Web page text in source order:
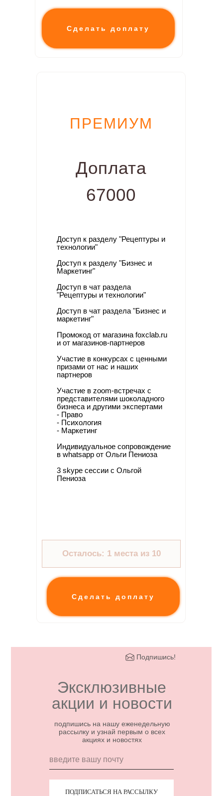
ПРЕМИУМ
Доплата
67000
Доступ к разделу "Рецептуры и
технологии"
Доступ к разделу "Бизнес и
Маркетинг"
Доступ в чат раздела
"Рецептуры и технологии"
Доступ в чат раздела "Бизнес и
маркетинг"
Промокод от магазина foxclab.ru
и от магазинов-партнеров
Участие в конкурсах с ценными
призами от нас и наших
партнеров
Участие в zoom-встречах с
представителями шоколадного
бизнеса и другими экспертами
- Право
- Психология
- Маркетинг
Индивидуальное сопровождение
в whatsapp от Ольги Пениоза
3 skype сессии с Ольгой
Пениоза
Сделать доплату
Сделать доплату
Осталось: 1 места из 10
Эксклюзивные
акции и новости
ПОДПИСАТЬСЯ НА РАССЫЛКУ
подпишись на нашу еженедельную
рассылку и узнай первым о всех
акциях и новостях
Подпишись!